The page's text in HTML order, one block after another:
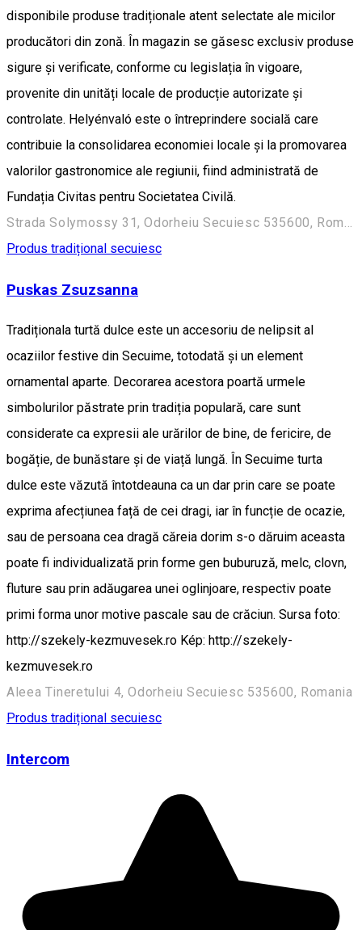
disponibile produse tradiționale atent selectate ale micilor
producători din zonă. În magazin se găsesc exclusiv produse
sigure și verificate, conforme cu legislația în vigoare,
provenite din unități locale de producție autorizate și
controlate. Helyénvaló este o întreprindere socială care
contribuie la consolidarea economiei locale și la promovarea
valorilor gastronomice ale regiunii, fiind administrată de
Fundația Civitas pentru Societatea Civilă.
Strada Solymossy 31, Odorheiu Secuiesc 535600, Románia
Produs tradițional secuiesc
Puskas Zsuzsanna
Tradiționala turtă dulce este un accesoriu de nelipsit al
ocaziilor festive din Secuime, totodată și un element
ornamental aparte. Decorarea acestora poartă urmele
simbolurilor păstrate prin tradiția populară, care sunt
considerate ca expresii ale urărilor de bine, de fericire, de
bogăție, de bunăstare și de viață lungă. În Secuime turta
dulce este văzută întotdeauna ca un dar prin care se poate
exprima afecțiunea față de cei dragi, iar în funcție de ocazie,
sau de persoana cea dragă căreia dorim s-o dăruim aceasta
poate fi individualizată prin forme gen buburuză, melc, clovn,
fluture sau prin adăugarea unei oglinjoare, respectiv poate
primi forma unor motive pascale sau de crăciun. Sursa foto:
http://szekely-kezmuvesek.ro Kép: http://szekely-
kezmuvesek.ro
Aleea Tineretului 4, Odorheiu Secuiesc 535600, Romania
Produs tradițional secuiesc
Intercom